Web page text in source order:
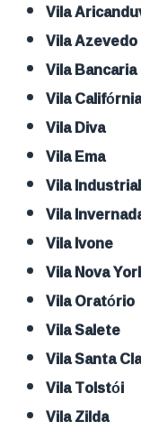
Vila
Vila Azevedo
Vila Bancaria
Vila
Vila Diva
Vila Ema
Vila Industrial
Vila
Vila Ivone
Vila Nova
Vila Oratório
Vila Salete
Vila Santa
Vila Tolstói
Vila Zilda